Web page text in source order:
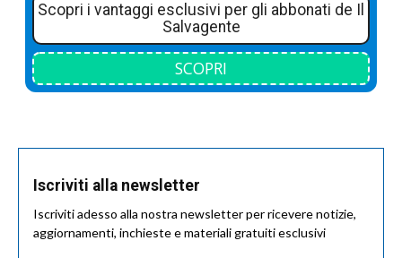
Scopri i vantaggi esclusivi per gli abbonati de Il
Salvagente
SCOPRI
Iscriviti alla newsletter
Iscriviti adesso alla nostra newsletter per ricevere notizie,
aggiornamenti, inchieste e materiali gratuiti esclusivi